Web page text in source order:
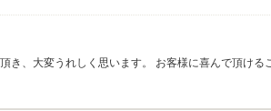
、大変うれしく思います。 お客様に喜んで頂ける